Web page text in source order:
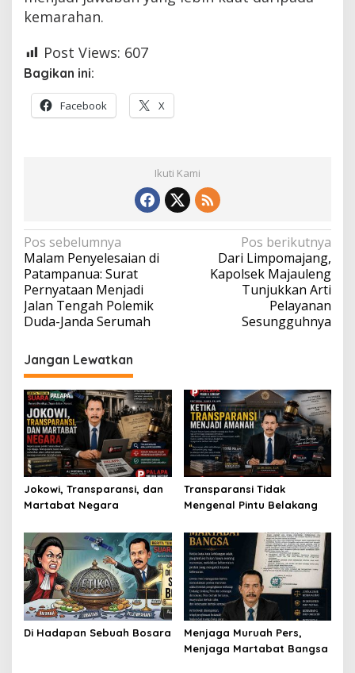
kemarahan.
Post Views: 607
Bagikan ini:
Facebook X
Ikuti Kami
Navigasi
pos
Pos sebelumnya
Malam Penyelesaian di
Patampanua: Surat
Pernyataan Menjadi
Jalan Tengah Polemik
Duda-Janda Serumah
Pos berikutnya
Dari Limpomajang,
Kapolsek Majauleng
Tunjukkan Arti
Pelayanan
Sesungguhnya
Jangan Lewatkan
Jokowi, Transparansi, dan
Martabat Negara
Transparansi Tidak
Mengenal Pintu Belakang
Di Hadapan Sebuah Bosara
Menjaga Muruah Pers,
Menjaga Martabat Bangsa